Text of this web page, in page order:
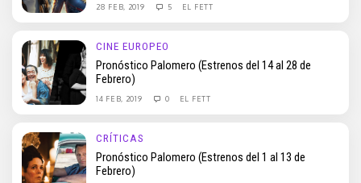
28 FEB, 2019 5 EL FETT
CINE EUROPEO
Pronóstico Palomero (Estrenos del 14 al 28 de
Febrero)
14 FEB, 2019 0 EL FETT
CRÍTICAS
Pronóstico Palomero (Estrenos del 1 al 13 de
Febrero)